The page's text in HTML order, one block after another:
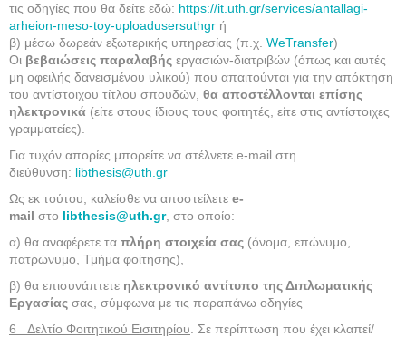
τις οδηγίες που θα δείτε εδώ: https://it.uth.gr/services/antallagi-
arheion-meso-toy-uploadusersuthgr ή
β) μέσω δωρεάν εξωτερικής υπηρεσίας (π.χ. WeTransfer)
Οι βεβαιώσεις παραλαβής εργασιών-διατριβών (όπως και αυτές
μη οφειλής δανεισμένου υλικού) που απαιτούνται για την απόκτηση
του αντίστοιχου τίτλου σπουδών, θα αποστέλλονται επίσης
ηλεκτρονικά (είτε στους ίδιους τους φοιτητές, είτε στις αντίστοιχες
γραμματείες).
Για τυχόν απορίες μπορείτε να στέλνετε e-mail στη
διεύθυνση: libthesis@uth.gr
Ως εκ τούτου, καλείσθε να αποστείλετε e-
mail στο libthesis@uth.gr, στο οποίο:
α) θα αναφέρετε τα πλήρη στοιχεία σας (όνομα, επώνυμο,
πατρώνυμο, Τμήμα φοίτησης),
β) θα επισυνάπτετε ηλεκτρονικό αντίτυπο της Διπλωματικής
Εργασίας σας, σύμφωνα με τις παραπάνω οδηγίες
6 Δελτίο Φοιτητικού Εισιτηρίου . Σε περίπτωση που έχει κλαπεί/